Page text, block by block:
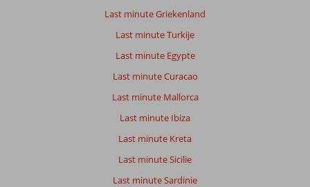
Last minute Griekenland
Last minute Turkije
Last minute Egypte
Last minute Curacao
Last minute Mallorca
Last minute Ibiza
Last minute Kreta
Last minute Sicilie
Last minute Sardinie